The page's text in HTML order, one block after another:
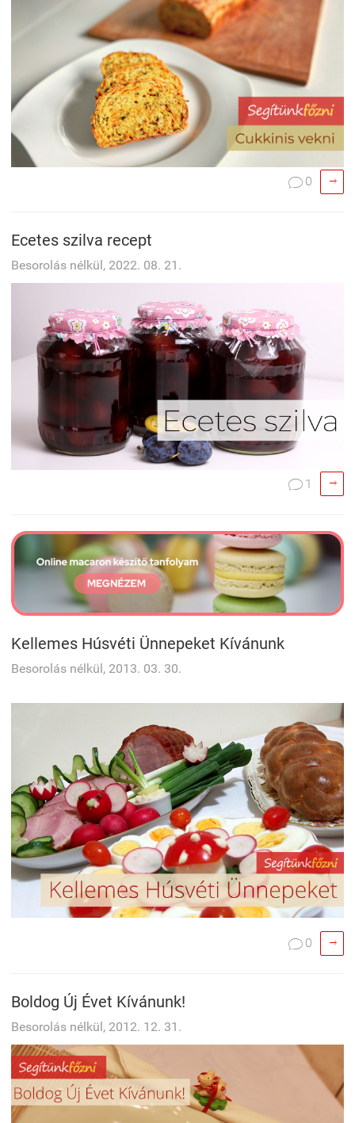
 0 
Ecetes szilva recept
Besorolás nélkül, 2022. 08. 21.
 1 
Kellemes Húsvéti Ünnepeket Kívánunk
Besorolás nélkül, 2013. 03. 30.
 0 
Boldog Új Évet Kívánunk!
Besorolás nélkül, 2012. 12. 31.